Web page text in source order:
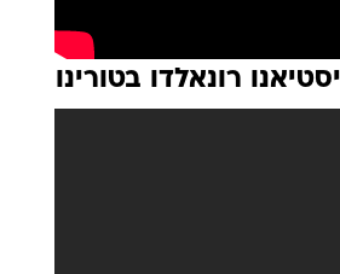
רונאלדו בטורינו